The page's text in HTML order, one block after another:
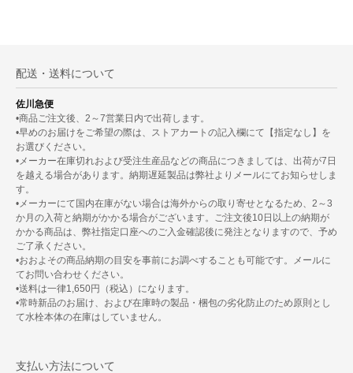
配送・送料について
佐川急便
•商品ご注文後、2～7営業日内で出荷します。
•早めのお届けをご希望の際は、ストアカートの記入欄にて【指定なし】を
お選びください。
•メーカー在庫切れおよび受注生産品などの商品につきましては、出荷が7日
を越える場合があります。納期遅延製品は弊社よりメールにてお知らせしま
す。
•メーカーにて国内在庫がない場合は海外からの取り寄せとなるため、2～3
か月の入荷と納期がかかる場合がございます。ご注文後10日以上の納期が
かかる商品は、弊社指定口座へのご入金確認後に発注となりますので、予め
ご了承ください。
•おおよその商品納期の目安を事前にお調べすることも可能です。メールに
てお問い合わせください。
•送料は一律1,650円（税込）になります。
•常時新品のお届け、および在庫時の製品・梱包の劣化防止のため原則とし
て水栓本体の在庫はしていません。
支払い方法について